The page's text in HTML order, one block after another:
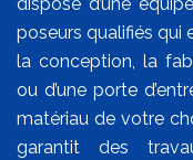
poseurs qualifiés qui
la conception, la
ou d’une porte
matériau de votre
garantit des